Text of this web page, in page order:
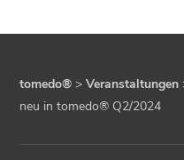
tomedo® >Veranstaltungen
neu in tomedo® Q2/2024